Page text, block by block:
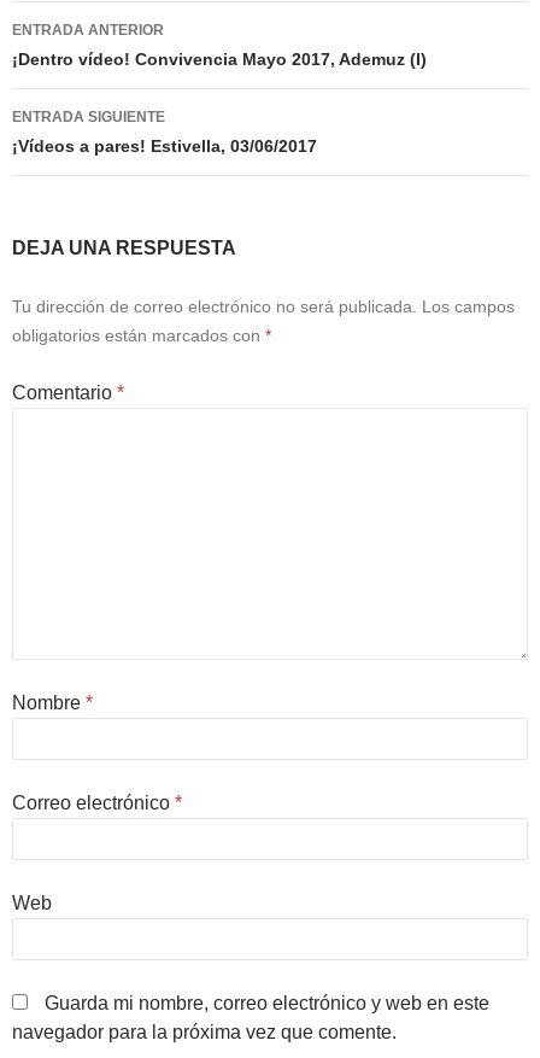
Navegación
de
entradas
ENTRADA ANTERIOR
¡Dentro vídeo! Convivencia Mayo 2017, Ademuz (I)
ENTRADA SIGUIENTE
¡Vídeos a pares! Estivella, 03/06/2017
DEJA UNA RESPUESTA
Tu dirección de correo electrónico no será publicada.
Los campos
obligatorios están marcados con *
Comentario *
Nombre *
Correo electrónico *
Web
Guarda mi nombre, correo electrónico y web en este
navegador para la próxima vez que comente.